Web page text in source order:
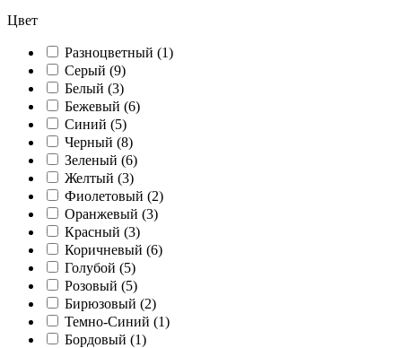
Цвет
Разноцветный (1)
Серый (9)
Белый (3)
Бежевый (6)
Синий (5)
Черный (8)
Зеленый (6)
Желтый (3)
Фиолетовый (2)
Оранжевый (3)
Красный (3)
Коричневый (6)
Голубой (5)
Розовый (5)
Бирюзовый (2)
Темно-Синий (1)
Бордовый (1)